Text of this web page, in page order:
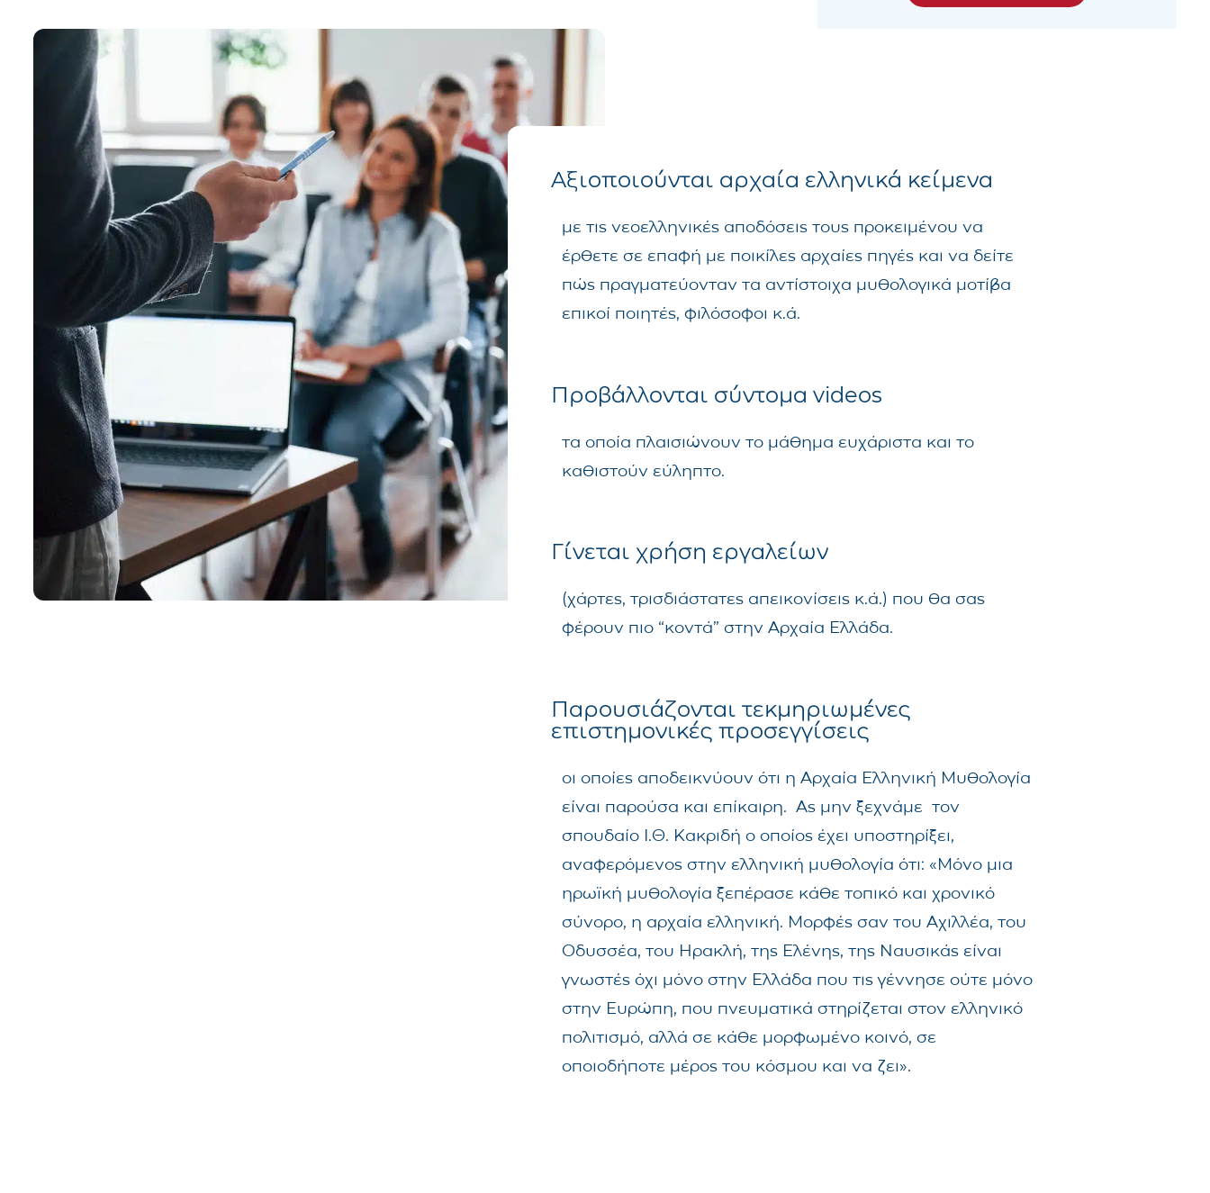
Αξιοποιούνται αρχαία ελληνικά κείμενα
με τις νεοελληνικές αποδόσεις τους προκειμένου να
έρθετε σε επαφή με ποικίλες αρχαίες πηγές και να δείτε
πώς πραγματεύονταν τα αντίστοιχα μυθολογικά μοτίβα
επικοί ποιητές, φιλόσοφοι κ.ά.
Προβάλλονται σύντομα videos
τα οποία πλαισιώνουν το μάθημα ευχάριστα και το
καθιστούν εύληπτο.
Γίνεται χρήση εργαλείων
(χάρτες, τρισδιάστατες απεικονίσεις κ.ά.) που θα σας
φέρουν πιο “κοντά” στην Αρχαία Ελλάδα.
Παρουσιάζονται τεκμηριωμένες
επιστημονικές προσεγγίσεις
οι οποίες αποδεικνύουν ότι η Αρχαία Ελληνική Μυθολογία
είναι παρούσα και επίκαιρη. Ας μην ξεχνάμε τον
σπουδαίο Ι.Θ. Κακριδή ο οποίος έχει υποστηρίξει,
αναφερόμενος στην ελληνική μυθολογία ότι: «Μόνο μια
ηρωϊκή μυθολογία ξεπέρασε κάθε τοπικό και χρονικό
σύνορο, η αρχαία ελληνική. Μορφές σαν του Αχιλλέα, του
Οδυσσέα, του Ηρακλή, της Ελένης, της Ναυσικάς είναι
γνωστές όχι μόνο στην Ελλάδα που τις γέννησε ούτε μόνο
στην Ευρώπη, που πνευματικά στηρίζεται στον ελληνικό
πολιτισμό, αλλά σε κάθε μορφωμένο κοινό, σε
οποιοδήποτε μέρος του κόσμου και να ζει».